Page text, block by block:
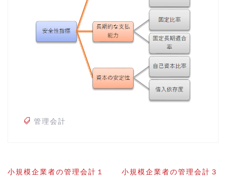
管理会計
投
小規模企業者の管理会計１ 小規模企業者の管理会計３